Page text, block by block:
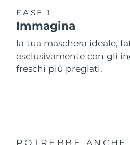
FASE 1
Immagina
la tua maschera ideale,
esclusivamente con gli
freschi più pregiati.
POTREBBE